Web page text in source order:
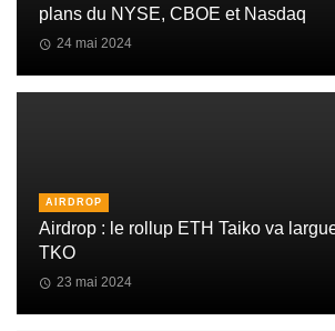
plans du NYSE, CBOE et Nasdaq
24 mai 2024
AIRDROP
Airdrop : le rollup ETH Taiko va
TKO
23 mai 2024